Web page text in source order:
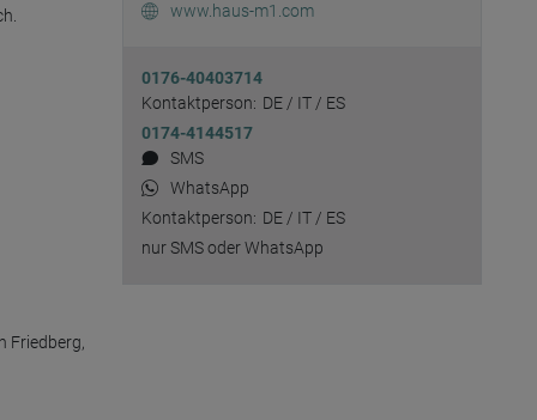
Friedberg,
www.haus-m1.com
0176-40403714
Kontaktperson: DE / IT / ES
0174-4144517
SMS
WhatsApp
Kontaktperson: DE / IT / ES
nur SMS oder WhatsApp